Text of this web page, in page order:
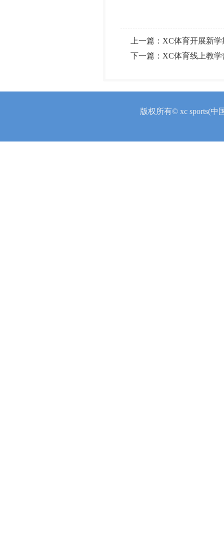
上一篇： XC体育开展新
下一篇： XC体育线上教
版权所有© xc sports(